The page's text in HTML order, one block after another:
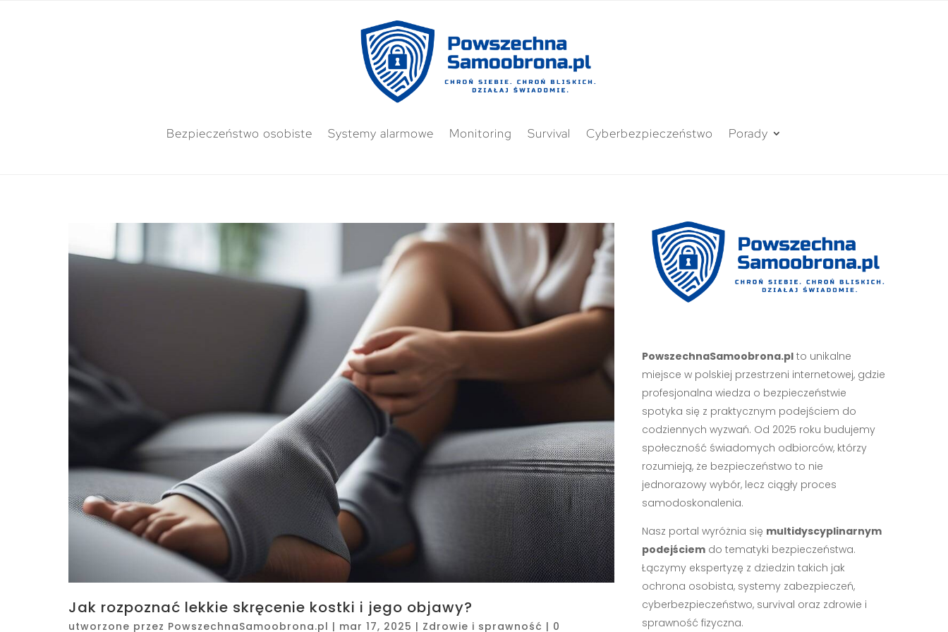
Bezpieczeństwo osobiste Systemy alarmowe Monitoring Survival Cyberbezpieczeństwo Porady
Jak rozpoznać lekkie skręcenie kostki i jego objawy?
utworzone przez PowszechnaSamoobrona.pl | mar 17, 2025 | Zdrowie i sprawność | 0
PowszechnaSamoobrona.plto unikalne
miejsce w polskiej przestrzeni internetowej, gdzie
profesjonalna wiedza o bezpieczeństwie
spotyka się z praktycznym podejściem do
codziennych wyzwań. Od 2025 roku budujemy
społeczność świadomych odbiorców, którzy
rozumieją, że bezpieczeństwo to nie
jednorazowy wybór, lecz ciągły proces
samodoskonalenia.
Nasz portal wyróżnia się multidyscyplinarnym
podejściemdo tematyki bezpieczeństwa.
Łączymy ekspertyzę z dziedzin takich jak
ochrona osobista, systemy zabezpieczeń,
cyberbezpieczeństwo, survival oraz zdrowie i
sprawność fizyczna.